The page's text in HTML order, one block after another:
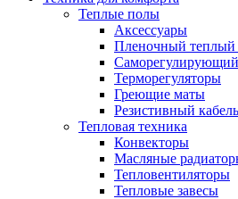
Теплые полы
Аксессуары
Пленочный теплый
Терморегуляторы
Греющие маты
Резистивный кабель
Тепловая техника
Конвекторы
Масляные
Тепловентиляторы
Тепловые завесы